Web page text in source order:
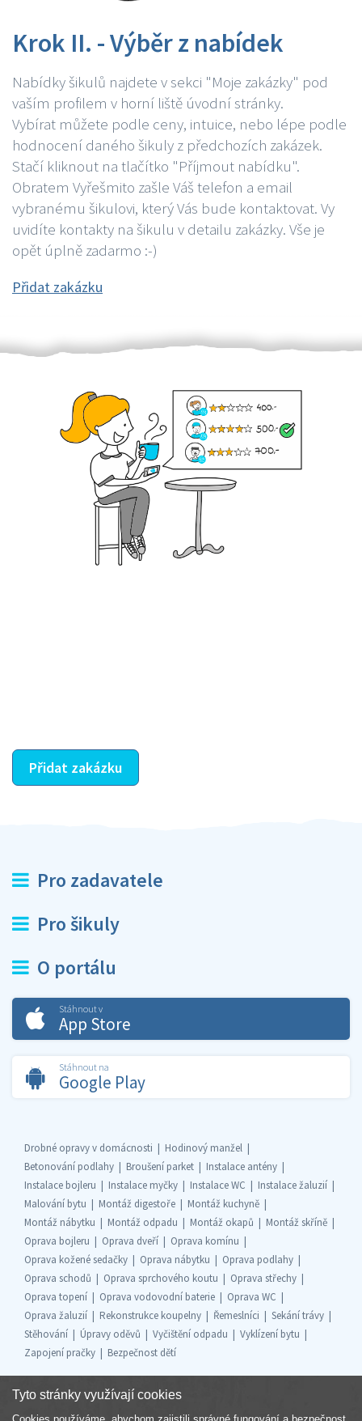
Krok II. - Výběr z nabídek
Nabídky šikulů najdete v sekci "Moje zakázky" pod
vaším profilem v horní liště úvodní stránky.
Vybírat můžete podle ceny, intuice, nebo lépe podle
hodnocení daného šikuly z předchozích zakázek.
Stačí kliknout na tlačítko "Příjmout nabídku".
Obratem Vyřešmito zašle Váš telefon a email
vybranému šikulovi, který Vás bude kontaktovat. Vy
uvidíte kontakty na šikulu v detailu zakázky. Vše je
opět úplně zadarmo :-)
Přidat zakázku
Přidat zakázku
Pro zadavatele
Pro šikuly
O portálu
Stáhnout v
App Store
Stáhnout na
Google Play
Drobné opravy v domácnosti
Hodinový manžel
Betonování podlahy
Broušení parket
Instalace antény
Instalace bojleru
Instalace myčky Instalace WC
Instalace žaluzií
Malování bytu
Montáž digestoře
Montáž kuchyně
Montáž nábytku
Montáž odpadu Montáž okapů
Montáž skříně
Oprava bojleru
Oprava dveří
Oprava komínu
Oprava kožené sedačky
Oprava nábytku
Oprava podlahy
Oprava schodů
Oprava sprchového koutu
Oprava střechy
Oprava topení
Oprava vodovodní baterie
Oprava WC
Oprava žaluzií
Rekonstrukce koupelny Řemeslníci
Sekání trávy
Stěhování
Úpravy oděvů Vyčištění odpadu
Vyklízení bytu
Zapojení pračky
Bezpečnost dětí
Tyto stránky využívají cookies